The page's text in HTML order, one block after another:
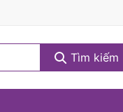
Tìm kiếm